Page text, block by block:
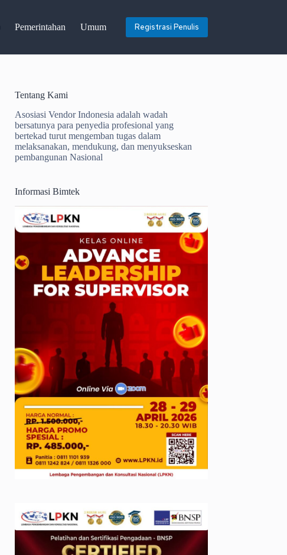
Pemerintahan Umum Registrasi Penulis
Tentang Kami
Asosiasi Vendor Indonesia adalah wadah
bersatunya para penyedia profesional yang
bertekad turut mengemban tugas dalam
melaksanakan, mendukung, dan menyukseskan
pembangunan Nasional
Informasi Bimtek